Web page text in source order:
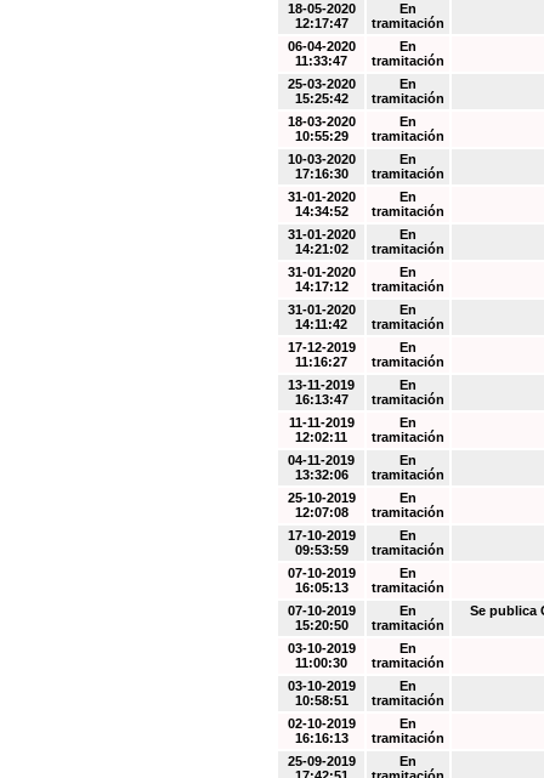
18-05-2020
12:17:47
En
tramitación
06-04-2020
11:33:47
En
tramitación
25-03-2020
15:25:42
En
tramitación
18-03-2020
10:55:29
En
tramitación
10-03-2020
17:16:30
En
tramitación
31-01-2020
14:34:52
En
tramitación
31-01-2020
14:21:02
En
tramitación
31-01-2020
14:17:12
En
tramitación
31-01-2020
14:11:42
En
tramitación
17-12-2019
11:16:27
En
tramitación
13-11-2019
16:13:47
En
tramitación
11-11-2019
12:02:11
En
tramitación
04-11-2019
13:32:06
En
tramitación
25-10-2019
12:07:08
En
tramitación
17-10-2019
09:53:59
En
tramitación
07-10-2019
16:05:13
En
tramitación
07-10-2019
15:20:50
En
tramitación
Se publica
03-10-2019
11:00:30
En
tramitación
03-10-2019
10:58:51
En
tramitación
02-10-2019
16:16:13
En
tramitación
25-09-2019
En